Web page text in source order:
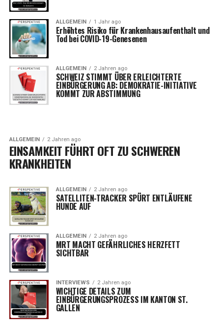
ALLGEMEIN 1 Jahr ago
Erhöhtes Risiko für Krankenhausaufenthalt und
Tod bei COVID-19-Genesenen
ALLGEMEIN 2 Jahren ago
SCHWEIZ STIMMT ÜBER ERLEICHTERTE
EINBÜRGERUNG AB: DEMOKRATIE-INITIATIVE
KOMMT ZUR ABSTIMMUNG
ALLGEMEIN 2 Jahren ago
EINSAMKEIT FÜHRT OFT ZU SCHWEREN
KRANKHEITEN
ALLGEMEIN 2 Jahren ago
SATELLITEN-TRACKER SPÜRT ENTLÄUFENE
HUNDE AUF
ALLGEMEIN 2 Jahren ago
MRT MACHT GEFÄHRLICHES HERZFETT
SICHTBAR
INTERVIEWS 2 Jahren ago
WICHTIGE DETAILS ZUM
EINBÜRGERUNGSPROZESS IM KANTON ST.
GALLEN